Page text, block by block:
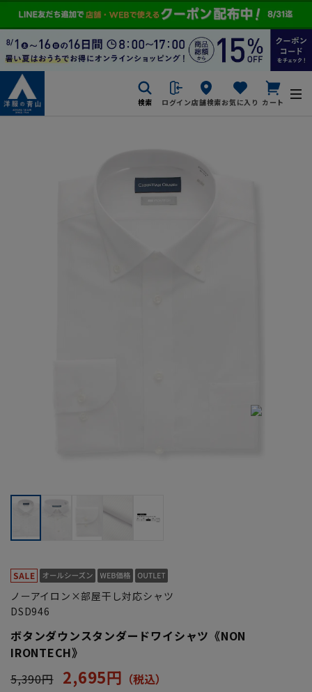
検索 ログイン店舗検索お気に入り カート
ノーアイロン×部屋干し対応シャツ
DSD946
ボタンダウンスタンダードワイシャツ《NON
IRONTECH》
5,390円 2,695円